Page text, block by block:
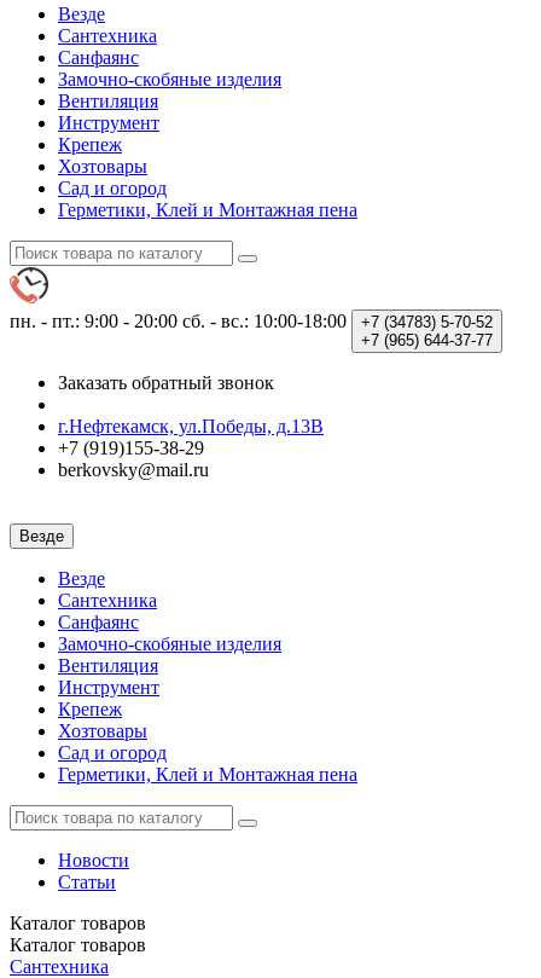
Везде
Сантехника
Санфаянс
Замочно-скобяные изделия
Вентиляция
Инструмент
Крепеж
Хозтовары
Сад и огород
Герметики, Клей и Монтажная пена
пн. - пт.: 9:00 - 20:00 сб. - вс.: 10:00-18:00 +7 (34783) 5-70-52
+7 (965) 644-37-77
Заказать обратный звонок
г.Нефтекамск, ул.Победы, д.13В
+7 (919)155-38-29
berkovsky@mail.ru
Везде
Везде
Сантехника
Санфаянс
Замочно-скобяные изделия
Вентиляция
Инструмент
Крепеж
Хозтовары
Сад и огород
Герметики, Клей и Монтажная пена
Новости
Статьи
Каталог товаров
Каталог товаров
Сантехника